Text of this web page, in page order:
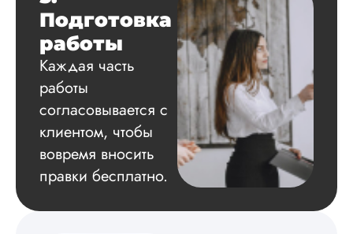
на одном дыхании.
Евгений
Иванович
Вид работы:
Диссертация
Дата:2024-03-25
Кандидатская по
Подготовка
работы
Каждая часть
работы
согласовывается с
клиентом, чтобы
вовремя вносить
правки бесплатно.